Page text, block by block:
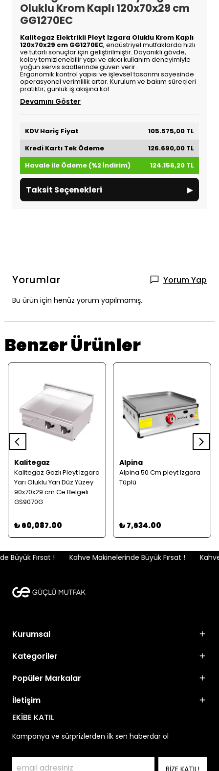
Oluklu Krom Kaplı 120x70x29 cm
GG1270EC
Kalitegaz Elektrikli Pleyt Izgara Oluklu Krom Kaplı
120x70x29 cm GG1270EC, endüstriyel mutfaklarda hızlı
ve tutarlı sonuçlar için geliştirilmiştir. Dayanıklı gövde,
kolay temizlenebilir yapı ve akıcı kullanım deneyimiyle
yoğun servis saatlerinde güven verir.
Ergonomik kontrol yapısı ve işlevsel tasarımı sayesinde
operasyonel verimlilik artar. Kurulum ve bakım süreçleri
pratiktir; günlük iş akışına kol
Devamını Göster
KDV Hariç Fiyat
105.575,00 TL
Kredi Kartı Tek Ödeme
126.690,00 TL
Havale ile Ödeme (%2 İndirim)
124.156,20 TL
Taksit Seçenekleri ▸
Yorumlar Yorum Yap
Bu ürün için henüz yorum yapılmamış.
Benzer Ürünler
Kalitegaz
Kalitegaz Gazlı Pleyt Izgara
Yarı Oluklu Yarı Düz Yüzey
90x70x29 cm Ce Belgeli
GS9070G
₺ 60,087.00
Alpina
Alpina 50 Cm pleyt Izgara
Tüplü
₺ 7,634.00
Büyük Fırsat ! Kahve Makinelerinde Büyük Fırsat !
Kurumsal
Kategoriler
Popüler Markalar
İletişim
EKİBE KATIL
Kampanya ve sürprizlerden ilk sen haberdar ol
BİZE KATIL!